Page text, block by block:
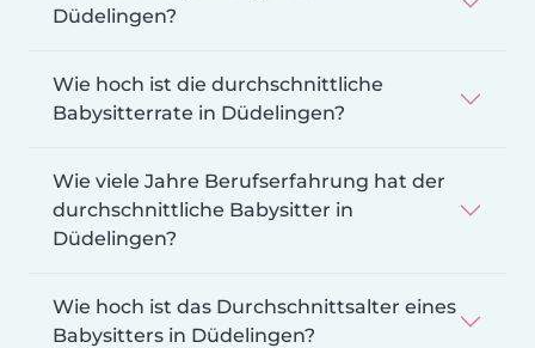
Düdelingen?
Wie hoch ist die durchschnittliche
Babysitterrate in Düdelingen?
Wie viele Jahre Berufserfahrung hat der
durchschnittliche Babysitter in
Düdelingen?
Wie hoch ist das Durchschnittsalter eines
Babysitters in Düdelingen?